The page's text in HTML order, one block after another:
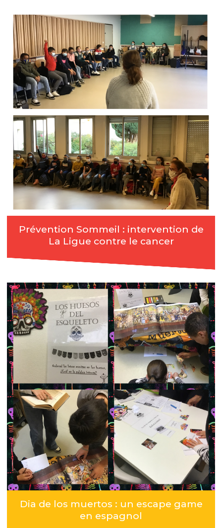
Prévention Sommeil : intervention de
La Ligue contre le cancer
Dia de los muertos : un escape game
en espagnol